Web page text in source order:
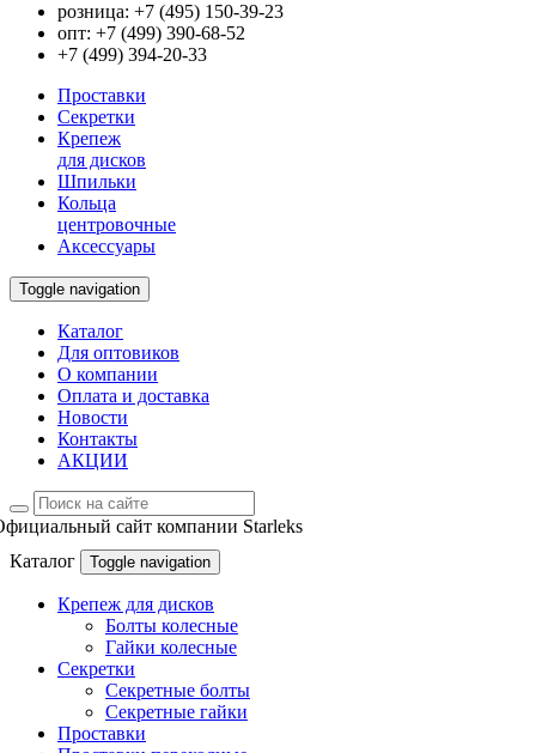
розница: +7 (495) 150-39-23
опт: +7 (499) 390-68-52
+7 (499) 394-20-33
Проставки
Секретки
Крепеж
для дисков
Шпильки
Кольца
центровочные
Аксессуары
Toggle navigation
Каталог
Для оптовиков
О компании
Оплата и доставка
Новости
Контакты
АКЦИИ
сайт компании Starleks
Каталог
Toggle navigation
Крепеж для дисков
Болты колесные
Гайки колесные
Секретки
Секретные болты
Секретные гайки
Проставки